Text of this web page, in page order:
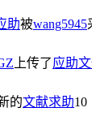
助被wang5945
上传了应助
的文献求助10